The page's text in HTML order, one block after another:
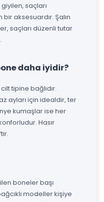
saçları
aksesuardır. Şalın
saçları düzenli tutar
daha iyidir?
tipine bağlıdır.
ayları için idealdir, ter
kumaşlar ise her
Hasır
boneler başı
modeller kişiye